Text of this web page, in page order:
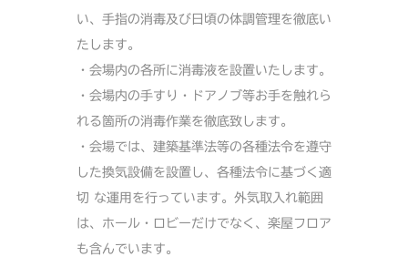
い、手指の消毒及び日頃の体調管理を徹底い
たします。
・会場内の各所に消毒液を設置いたします。
・会場内の手すり・ドアノブ等お手を触れら
れる箇所の消毒作業を徹底致します。
・会場では、建築基準法等の各種法令を遵守
した換気設備を設置し、各種法令に基づく適
切 な運用を行っています。外気取入れ範囲
は、ホール・ロビーだけでなく、楽屋フロア
も含んでいます。